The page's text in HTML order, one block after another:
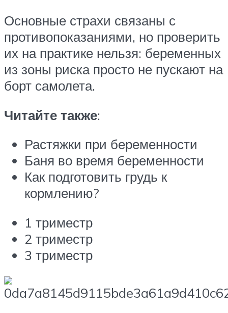
Основные страхи связаны с
противопоказаниями, но проверить
их на практике нельзя: беременных
из зоны риска просто не пускают на
борт самолета.
Читайте также:
Растяжки при беременности
Баня во время беременности
Как подготовить грудь к
кормлению?
1 триместр
2 триместр
3 триместр